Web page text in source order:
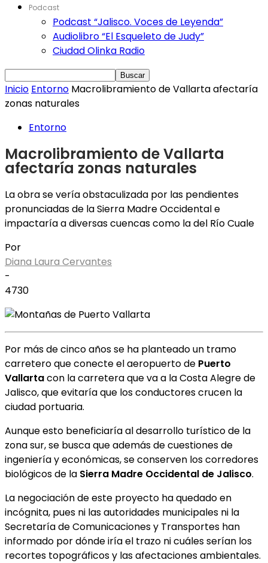
Podcast
Podcast “Jalisco. Voces de Leyenda”
Audiolibro “El Esqueleto de Judy”
Ciudad Olinka Radio
Inicio Entorno Macrolibramiento de Vallarta afectaría
zonas naturales
Entorno
Macrolibramiento de Vallarta
afectaría zonas naturales
La obra se vería obstaculizada por las pendientes
pronunciadas de la Sierra Madre Occidental e
impactaría a diversas cuencas como la del Río Cuale
Por
Diana Laura Cervantes
-
4730
Por más de cinco años se ha planteado un tramo
carretero que conecte el aeropuerto de Puerto
Vallartacon la carretera que va a la Costa Alegre de
Jalisco, que evitaría que los conductores crucen la
ciudad portuaria.
Aunque esto beneficiaría al desarrollo turístico de la
zona sur, se busca que además de cuestiones de
ingeniería y económicas, se conserven los corredores
biológicos de la Sierra Madre Occidental de Jalisco.
La negociación de este proyecto ha quedado en
incógnita, pues ni las autoridades municipales ni la
Secretaría de Comunicaciones y Transportes han
informado por dónde iría el trazo ni cuáles serían los
recortes topográficos y las afectaciones ambientales.